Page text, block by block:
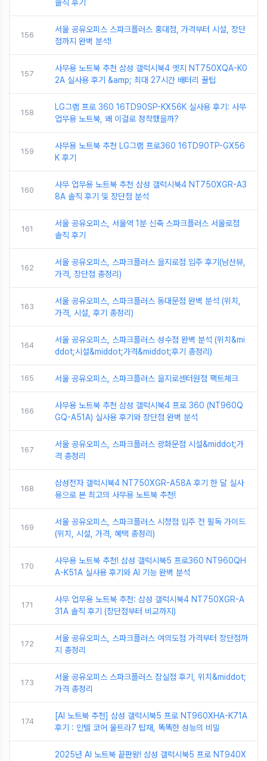
솔직 후기
156
서울 공유오피스 스파크플러스 홍대점, 가격부터 시설, 장단
점까지 완벽 분석!
157
사무용 노트북 추천 삼성 갤럭시북4 엣지 NT750XQA-K0
2A 실사용 후기 &amp; 최대 27시간 배터리 꿀팁
158
LG그램 프로 360 16TD90SP-KX56K 실사용 후기: 사무
업무용 노트북, 왜 이걸로 정착했을까?
159
사무용 노트북 추천 LG그램 프로360 16TD90TP-GX56
K 후기
160
사무 업무용 노트북 추천 삼성 갤럭시북4 NT750XGR-A3
8A 솔직 후기 및 장단점 분석
161
서울 공유오피스, 서울역 1분 신축 스파크플러스 서울로점
솔직 후기
162
서울 공유오피스, 스파크플러스 을지로점 입주 후기(남산뷰,
가격, 장단점 총정리)
163
서울 공유오피스, 스파크플러스 동대문점 완벽 분석 (위치,
가격, 시설, 후기 총정리)
164
서울 공유오피스, 스파크플러스 성수점 완벽 분석 (위치&mi
ddot;시설&middot;가격&middot;후기 총정리)
165 서울 공유오피스, 스파크플러스 을지로센터원점 팩트체크
166
사무용 노트북 추천 삼성 갤럭시북4 프로 360 (NT960Q
GQ-A51A) 실사용 후기와 장단점 완벽 분석
167
서울 공유오피스, 스파크플러스 광화문점 시설&middot;가
격 총정리
168
삼성전자 갤럭시북4 NT750XGR-A58A 후기 한 달 실사
용으로 본 최고의 사무용 노트북 추천!
169
서울 공유오피스, 스파크플러스 시청점 입주 전 필독 가이드
(위치, 시설, 가격, 혜택 총정리)
170
사무용 노트북 추천! 삼성 갤럭시북5 프로360 NT960QH
A-K51A 실사용 후기와 AI 기능 완벽 분석
171
사무 업무용 노트북 추천: 삼성 갤럭시북4 NT750XGR-A
31A 솔직 후기 (장단점부터 비교까지)
172
서울 공유오피스, 스파크플러스 여의도점 가격부터 장단점까
지 총정리
173
서울 공유오피스 스파크플러스 잠실점 후기, 위치&middot;
가격 총정리
174
[AI 노트북 추천] 삼성 갤럭시북5 프로 NT960XHA-K71A
후기 : 인텔 코어 울트라7 탑재, 똑똑한 성능의 비밀
2025년 AI 노트북 끝판왕! 삼성 갤럭시북5 프로 NT940X